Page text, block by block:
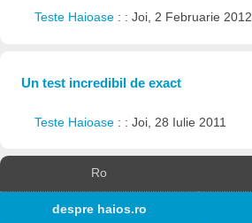
Teste Haioase : : Joi, 2 Februarie 2012
Un test incredibil de exact
Teste Haioase : : Joi, 28 Iulie 2011
Ro
despre haios.ro